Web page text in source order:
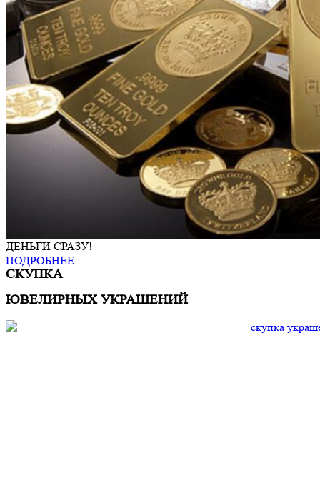
ДЕНЬГИ СРАЗУ!
ПОДРОБНЕЕ
СКУПКА
ЮВЕЛИРНЫХ УКРАШЕНИЙ